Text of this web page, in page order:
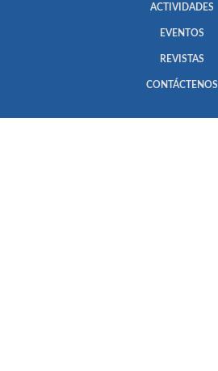
ACTIVIDADES
EVENTOS
REVISTAS
CONTÁCTENOS